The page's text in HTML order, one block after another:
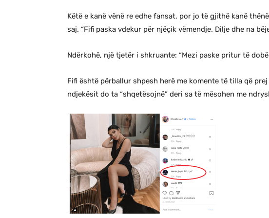
Këtë e kanë vënë re edhe fansat, por jo të gjithë kanë
saj. “Fifi paska vdekur për njëçik vëmendje. Dilje dhe na
Ndërkohë, një tjetër i shkruante: “Mezi paske pritur të
Fifi është përballur shpesh herë me komente të tilla që
ndjekësit do ta “shqetësojnë” deri sa të mësohen me